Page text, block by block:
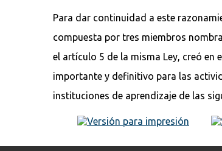
Para dar continuidad a este
compuesta por tres miembros
el artículo 5 de la misma Ley, creó
importante y definitivo para las
instituciones de aprendizaje de las